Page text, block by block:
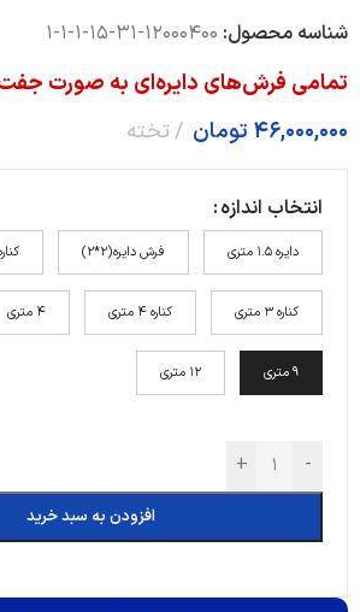
شناسه محصول: 12000400-31-15-1-1-1
تمامی فرش‌های دایره‌ای به صورت
46,000,000 تومان تخته
انتخاب اندازه
دایره 1.5 متری فرش دایره(2*2) کناره 2
کناره 3 متری کناره 4 متری 4 متری
9 متری 12 متری
-
+
افزودن به سبد خرید